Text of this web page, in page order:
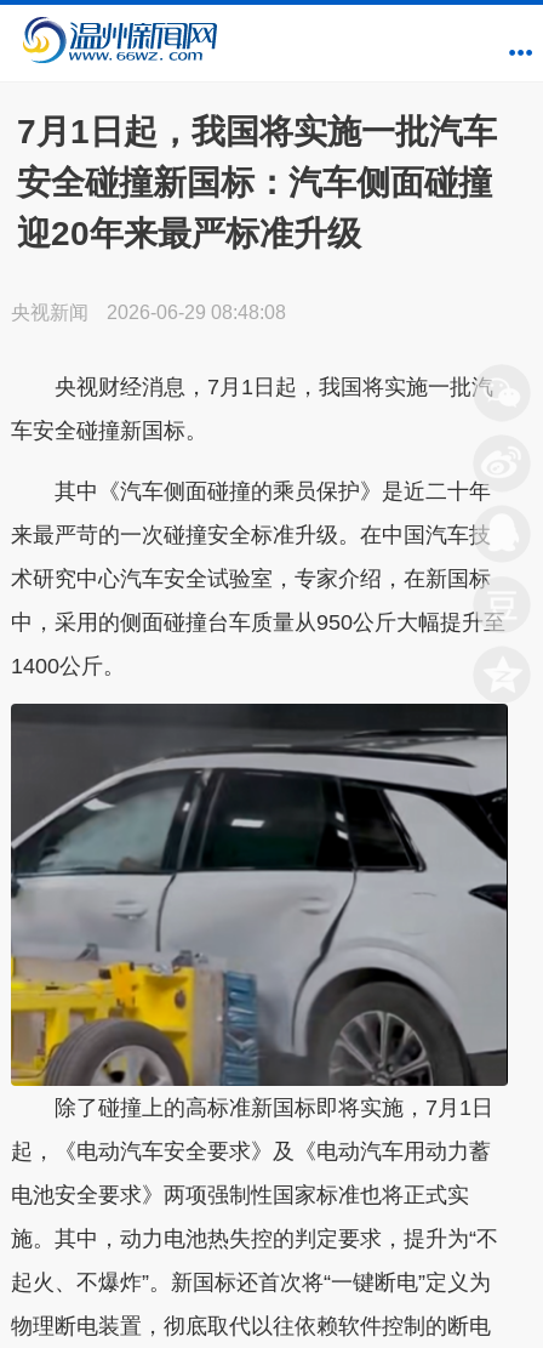
7月1日起，我国将实施一批汽车
安全碰撞新国标：汽车侧面碰撞
迎20年来最严标准升级
央视新闻 2026-06-29 08:48:08
央视财经消息，7月1日起，我国将实施一批汽
车安全碰撞新国标。
其中《汽车侧面碰撞的乘员保护》是近二十年
来最严苛的一次碰撞安全标准升级。在中国汽车技
术研究中心汽车安全试验室，专家介绍，在新国标
中，采用的侧面碰撞台车质量从950公斤大幅提升至
1400公斤。
除了碰撞上的高标准新国标即将实施，7月1日
起，《电动汽车安全要求》及《电动汽车用动力蓄
电池安全要求》两项强制性国家标准也将正式实
施。其中，动力电池热失控的判定要求，提升为“不
起火、不爆炸”。新国标还首次将“一键断电”定义为
物理断电装置，彻底取代以往依赖软件控制的断电